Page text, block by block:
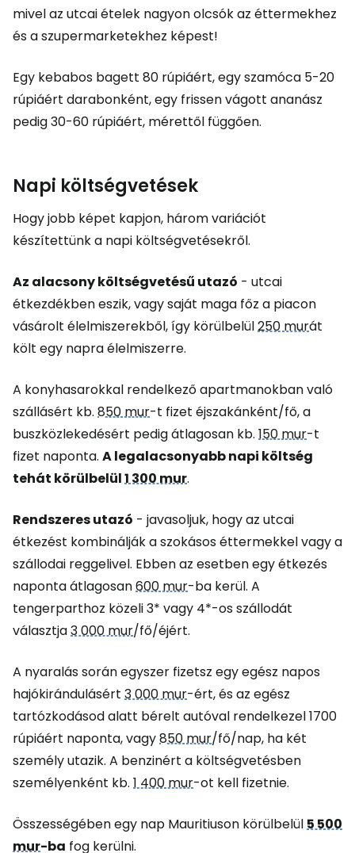
mivel az utcai ételek nagyon olcsók az éttermekhez
és a szupermarketekhez képest!
Egy kebabos bagett 80 rúpiáért, egy szamóca 5-20
rúpiáért darabonként, egy frissen vágott ananász
pedig 30-60 rúpiáért, mérettől függően.
Napi költségvetések
Hogy jobb képet kapjon, három variációt
készítettünk a napi költségvetésekről.
Az alacsony költségvetésű utazó - utcai
étkezdékben eszik, vagy saját maga főz a piacon
vásárolt élelmiszerekből, így körülbelül250 murát
költ egy napra élelmiszerre.
A konyhasarokkal rendelkező apartmanokban való
szállásért kb. 850 mur-t fizet éjszakánként/fő, a
buszközlekedésért pedig átlagosan kb. 150 mur-t
fizet naponta. A legalacsonyabb napi költség
tehát körülbelül1 300 mur.
Rendszeres utazó - javasoljuk, hogy az utcai
étkezést kombinálják a szokásos éttermekkel vagy a
szállodai reggelivel. Ebben az esetben egy étkezés
naponta átlagosan600 mur-ba kerül. A
tengerparthoz közeli 3* vagy 4*-os szállodát
választja3 000 mur/fő/éjért.
A nyaralás során egyszer fizetsz egy egész napos
hajókirándulásért 3 000 mur-ért, és az egész
tartózkodásod alatt bérelt autóval rendelkezel 1700
rúpiáért naponta, vagy850 mur/fő/nap, ha két
személy utazik. A benzinért a költségvetésben
személyenként kb. 1 400 mur-ot kell fizetnie.
Összességében egy nap Mauritiuson körülbelül5 500
mur-ba fog kerülni.